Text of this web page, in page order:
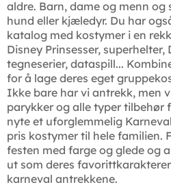
aldre. Barn, dame og menn og
hund eller kjæledyr. Du har
katalog med kostymer i en
Disney Prinsesser,
tegneserier, dataspill...
for å lage deres eget
Ikke bare har vi antrekk, men
parykker og alle typer tilbehør
nyte et uforglemmelig
pris kostymer til hele familien.
festen med farge og glede og
ut som deres
karneval antrekkene.